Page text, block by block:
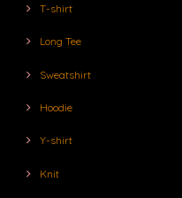
T-shirt
Long Tee
Sweatshirt
Hoodie
Y-shirt
Knit